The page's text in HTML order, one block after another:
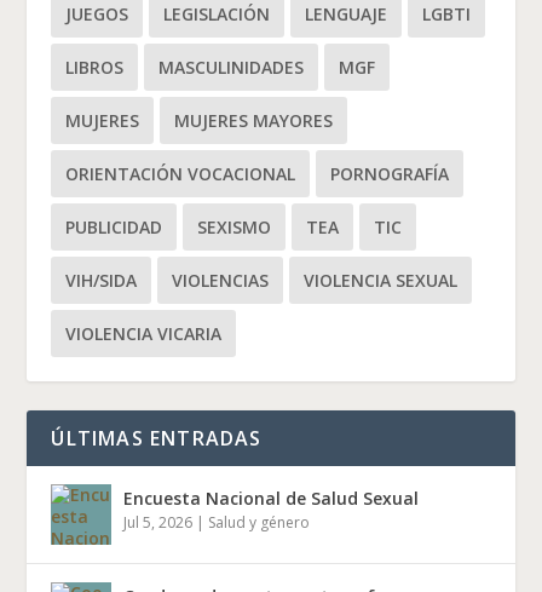
JUEGOS LEGISLACIÓN LENGUAJE LGBTI
LIBROS MASCULINIDADES MGF
MUJERES MUJERES MAYORES
ORIENTACIÓN VOCACIONAL PORNOGRAFÍA
PUBLICIDAD SEXISMO TEA TIC
VIH/SIDA VIOLENCIAS VIOLENCIA SEXUAL
VIOLENCIA VICARIA
ÚLTIMAS ENTRADAS
Encuesta Nacional de Salud Sexual
Jul 5, 2026 | Salud y género